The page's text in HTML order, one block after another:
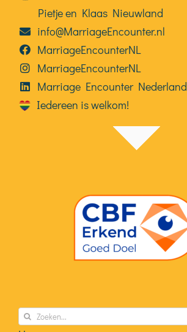
Pietje en Klaas Nieuwland
info@MarriageEncounter.nl
MarriageEncounterNL
MarriageEncounterNL
Marriage Encounter Nederland
Iedereen is welkom!
Zoeken